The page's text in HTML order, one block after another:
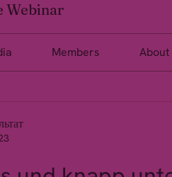
Webinar
Members About